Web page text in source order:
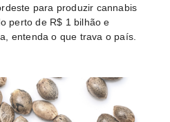
para produzir cannabis
perto de R$ 1 bilhão e
entenda o que trava o país.